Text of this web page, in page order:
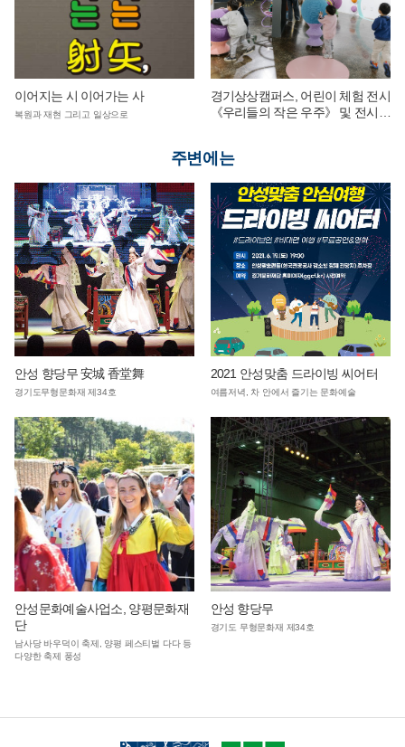
이어지는 시 이어가는 사
복원과 재현 그리고 일상으로
경기상상캠퍼스, 어린이 체험 전시
《우리들의 작은 우주》 및 전시
주변에는
안성 향당무 安城 香堂舞
경기도무형문화재 제34호
2021 안성맞춤 드라이빙 씨어터
여름저녁, 차 안에서 즐기는 문화예술
안성문화예술사업소, 양평문화재
단
남사당 바우덕이 축제, 양평 페스티벌 다다 등
다양한 축제 풍성
안성 향당무
경기도 무형문화재 제34호